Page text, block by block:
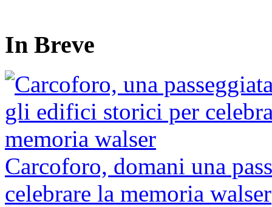
In Breve
Carcoforo, domani una
celebrare la memoria walser